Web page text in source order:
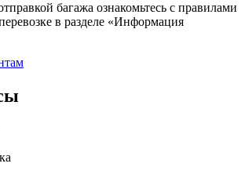
багажа ознакомьтесь с правилами
в разделе «Информация